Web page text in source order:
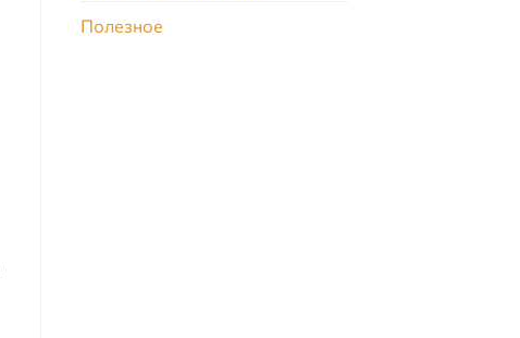
Полезное